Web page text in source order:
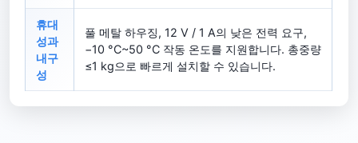
휴대
성과
내구
성
풀 메탈 하우징, 12 V / 1 A의 낮은 전력 요구,
−10 °C~50 °C 작동 온도를 지원합니다. 총중량
≤1 kg으로 빠르게 설치할 수 있습니다.